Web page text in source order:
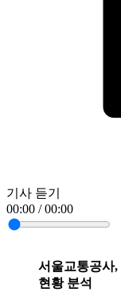
기사 듣기
00:00 / 00:00
서울교통공사,
현황 분석